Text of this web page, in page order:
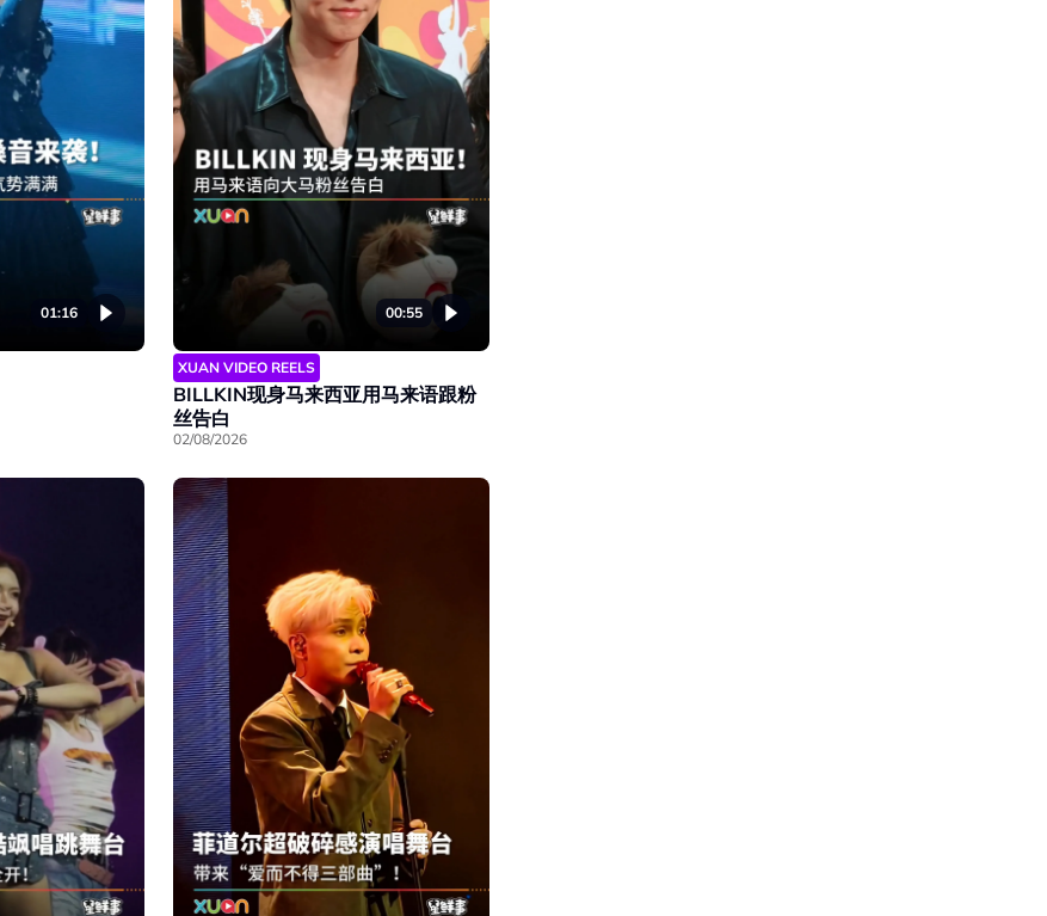
01:16 00:55
XUAN VIDEO REELS
BILLKIN现身马来西亚用马来语跟粉
丝告白
02/08/2026